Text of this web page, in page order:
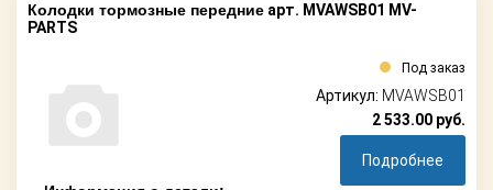
Колодки тормозные передние арт. MVAWSB01 MV-
PARTS
Под заказ
Артикул: MVAWSB01
2 533.00 руб.
Подробнее